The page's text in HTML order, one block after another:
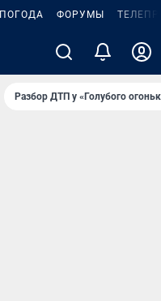
ПОГОДА ФОРУМЫ
Разбор ДТП у «Голубого